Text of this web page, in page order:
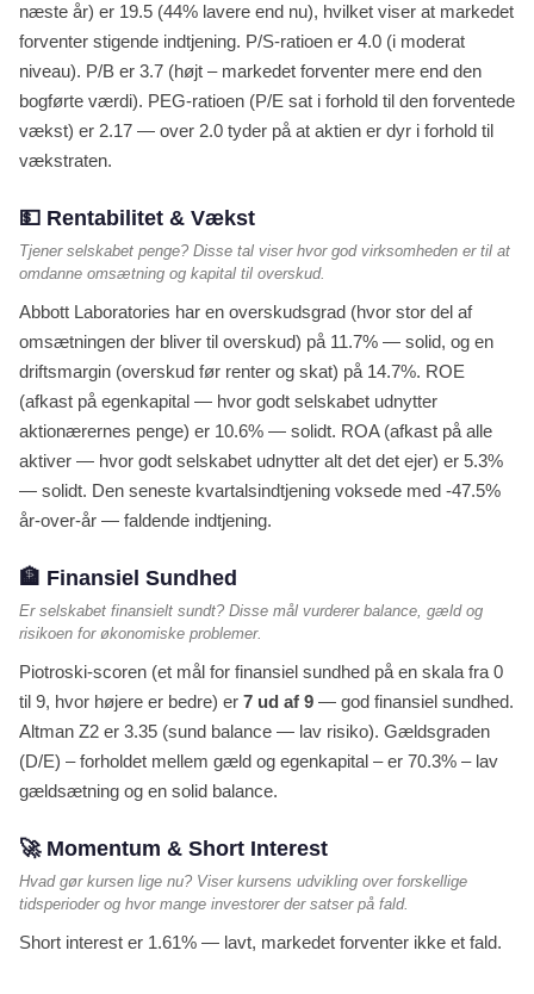
næste år) er 19.5 (44% lavere end nu), hvilket viser at markedet
forventer stigende indtjening. P/S-ratioen er 4.0 (i moderat
niveau). P/B er 3.7 (højt – markedet forventer mere end den
bogførte værdi). PEG-ratioen (P/E sat i forhold til den forventede
vækst) er 2.17 — over 2.0 tyder på at aktien er dyr i forhold til
vækstraten.
💵 Rentabilitet & Vækst
Tjener selskabet penge? Disse tal viser hvor god virksomheden er til at
omdanne omsætning og kapital til overskud.
Abbott Laboratories har en overskudsgrad (hvor stor del af
omsætningen der bliver til overskud) på 11.7% — solid, og en
driftsmargin (overskud før renter og skat) på 14.7%. ROE
(afkast på egenkapital — hvor godt selskabet udnytter
aktionærernes penge) er 10.6% — solidt. ROA (afkast på alle
aktiver — hvor godt selskabet udnytter alt det det ejer) er 5.3%
— solidt. Den seneste kvartalsindtjening voksede med -47.5%
år-over-år — faldende indtjening.
🏦 Finansiel Sundhed
Er selskabet finansielt sundt? Disse mål vurderer balance, gæld og
risikoen for økonomiske problemer.
Piotroski-scoren (et mål for finansiel sundhed på en skala fra 0
til 9, hvor højere er bedre) er 7 ud af 9 — god finansiel sundhed.
Altman Z2 er 3.35 (sund balance — lav risiko). Gældsgraden
(D/E) – forholdet mellem gæld og egenkapital – er 70.3% – lav
gældsætning og en solid balance.
🚀 Momentum & Short Interest
Hvad gør kursen lige nu? Viser kursens udvikling over forskellige
tidsperioder og hvor mange investorer der satser på fald.
Short interest er 1.61% — lavt, markedet forventer ikke et fald.